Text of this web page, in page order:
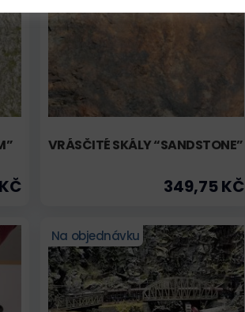
VRÁSČITÉ SKÁLY “SANDSTONE”
349,75 KČ
Na objednávku